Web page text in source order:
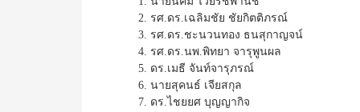
2. รศ.ดร.เฉลิมชัย ชัยกิตติภรณ์
3. รศ.ดร.ชะนวนทอง ธนสุกาญจน์
4. รศ.ดร.นพ.พิทยา จารุพูนผล
5. ดร.เมธี จันท์จารุภรณ์
6. นายสุคนธ์ เจียสกุล
7. ดร.ไชยยศ บุญญากิจ